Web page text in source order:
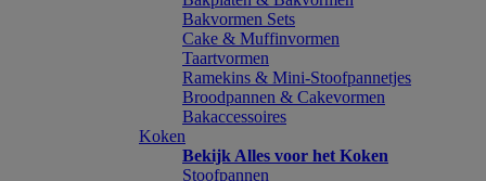
Bakvormen Sets
Cake & Muffinvormen
Taartvormen
Ramekins & Mini-Stoofpannetjes
Broodpannen & Cakevormen
Bakaccessoires
Koken
Bekijk Alles voor het Koken
Stoofpannen